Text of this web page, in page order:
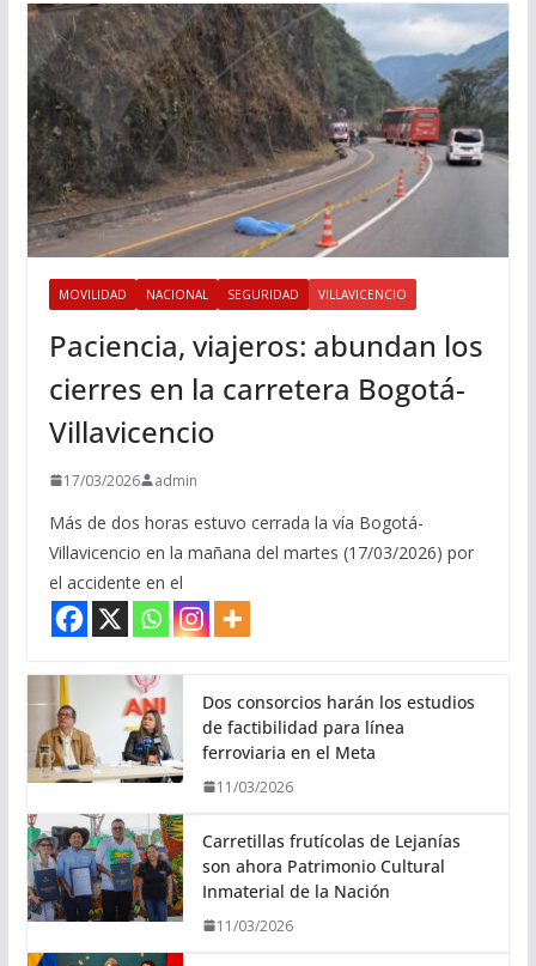
MOVILIDAD NACIONAL SEGURIDAD VILLAVICENCIO
Paciencia, viajeros: abundan los
cierres en la carretera Bogotá-
Villavicencio
17/03/2026 admin
Más de dos horas estuvo cerrada la vía Bogotá-
Villavicencio en la mañana del martes (17/03/2026) por
el accidente en el
Dos consorcios harán los estudios
de factibilidad para línea
ferroviaria en el Meta
11/03/2026
Carretillas frutícolas de Lejanías
son ahora Patrimonio Cultural
Inmaterial de la Nación
11/03/2026